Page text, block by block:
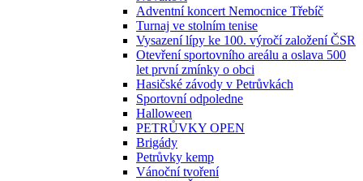
Adventní koncert Nemocnice Třebíč
Turnaj ve stolním tenise
Vysazení lípy ke 100. výročí založení ČSR
Otevření sportovního areálu a oslava 500
let první zmínky o obci
Hasičské závody v Petrůvkách
Sportovní odpoledne
Halloween
PETRŮVKY OPEN
Brigády
Petrůvky kemp
Vánoční tvoření